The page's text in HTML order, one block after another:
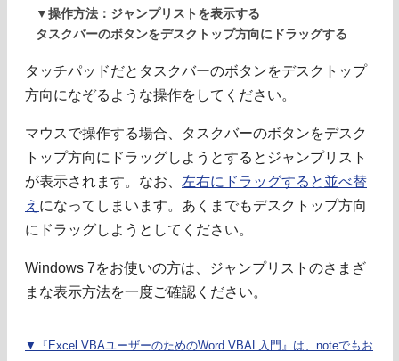
▼操作方法：ジャンプリストを表示する
タスクバーのボタンをデスクトップ方向にドラッグする
タッチパッドだとタスクバーのボタンをデスクトップ
方向になぞるような操作をしてください。
マウスで操作する場合、タスクバーのボタンをデスク
トップ方向にドラッグしようとするとジャンプリスト
が表示されます。なお、 左右にドラッグすると並べ替
え になってしまいます。あくまでもデスクトップ方向
にドラッグしようとしてください。
Windows 7をお使いの方は、ジャンプリストのさまざ
まな表示方法を一度ご確認ください。
▼『Excel VBAユーザーのためのWord VBAL入門』は、noteでもお